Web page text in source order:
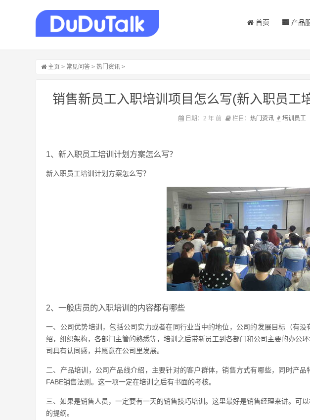
首页 产品
主页 > 常见问答 > 热门资讯 >
销售新员工入职培训项目怎么写(新入职员工
日期：2 年 前 栏目： 热门资讯 培训 员工
1、新入职员工培训计划方案怎么写？
新入职员工培训计划方案怎么写？
2、一般店员的入职培训的内容都有哪些
一、公司优势培训，包括公司实力或者在同行业当中的地位，公司的发展目标（有
绍，组织架构，各部门主管的熟悉等，培训之后带新员工到各部门和公司主要的办公
司具有认同感，并愿意在公司里发展。
二、产品培训，公司产品线介绍，主要针对的客户群体，销售方式有哪些，同时产
FABE销售法则。这一项一定在培训之后有书面的考核。
三、如果是销售人员，一定要有一天的销售技巧培训。这里最好是销售经理来讲。可
的提纲。